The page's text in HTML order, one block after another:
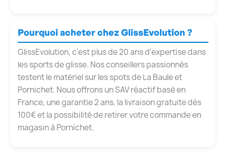
Pourquoi acheter chez GlissEvolution ?
GlissEvolution, c'est plus de 20 ans d'expertise dans
les sports de glisse. Nos conseillers passionnés
testent le matériel sur les spots de La Baule et
Pornichet. Nous offrons un SAV réactif basé en
France, une garantie 2 ans, la livraison gratuite dès
100€ et la possibilité de retirer votre commande en
magasin à Pornichet.